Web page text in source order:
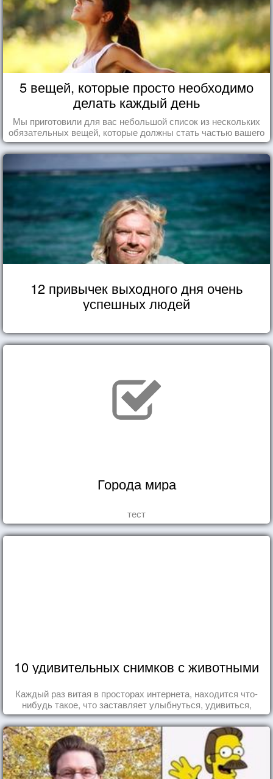
5 вещей, которые просто необходимо
делать каждый день
Мы приготовили для вас небольшой список из нескольких
обязательных вещей, которые должны стать частью вашего
дня.
12 привычек выходного дня очень
успешных людей
Города мира
тест
10 удивительных снимков с животными
Каждый раз витая в просторах интернета, находится что-
нибудь такое, что заставляет улыбнуться, удивиться,
восхититься...